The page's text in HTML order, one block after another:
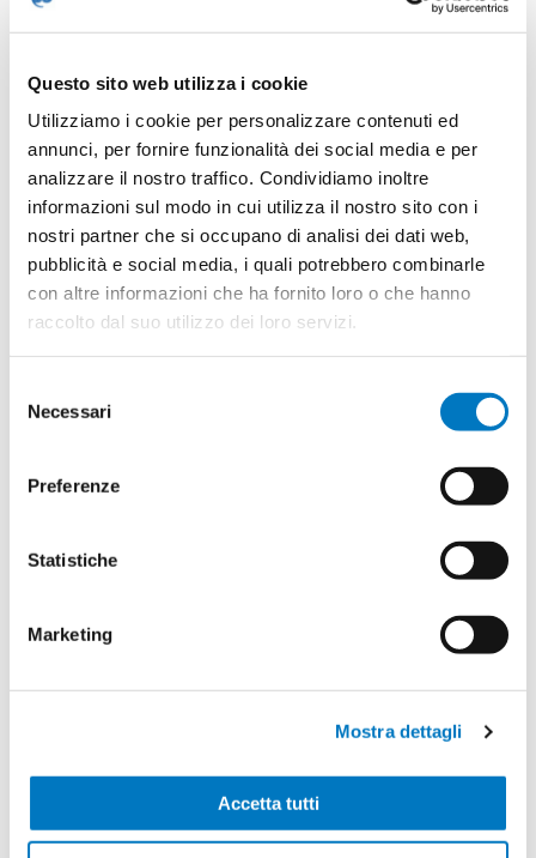
Questo sito web utilizza i cookie
Utilizziamo i cookie per personalizzare contenuti ed
annunci, per fornire funzionalità dei social media e per
analizzare il nostro traffico. Condividiamo inoltre
informazioni sul modo in cui utilizza il nostro sito con i
nostri partner che si occupano di analisi dei dati web,
pubblicità e social media, i quali potrebbero combinarle
con altre informazioni che ha fornito loro o che hanno
raccolto dal suo utilizzo dei loro servizi.
delNecessari
Preferenze
Statistiche
Marketing
Mostra dettagli
Accetta tutti
Puoi iscriverti CON CARTA DI
CREDITOtelefonicamente
chiamando il nostro numero
06.64010848
CON BONIFICO BANCARIO
intestato a ASSOCIAZIONE LUCA
COSCIONI PER LA LIBERTA DI
RICERCA SCIENTIFICA APS
IBAN:
Numero Bianco